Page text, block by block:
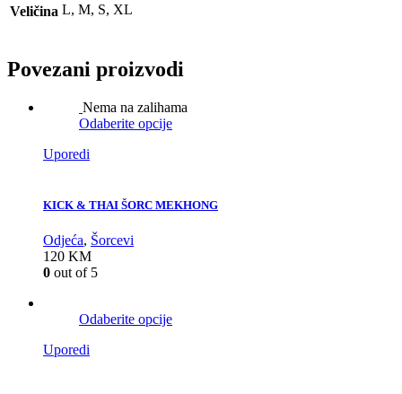
Veličina L, M, S, XL
Povezani proizvodi
Nema na zalihama
Odaberite opcije
Uporedi
KICK & THAI ŠORC MEKHONG
Odjeća, Šorcevi
120 KM
0 out of 5
Odaberite opcije
Uporedi